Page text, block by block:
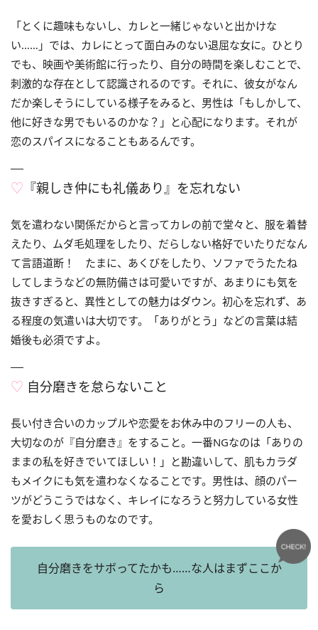
「とくに趣味もないし、カレと一緒じゃないと出かけな
い……」では、カレにとって面白みのない退屈な女に。ひとり
でも、映画や美術館に行ったり、自分の時間を楽しむことで、
刺激的な存在として認識されるのです。それに、彼女がなん
だか楽しそうにしている様子をみると、男性は「もしかして、
他に好きな男でもいるのかな？」と心配になります。それが
恋のスパイスになることもあるんです。
♡ 『親しき仲にも礼儀あり』を忘れない
気を遣わない関係だからと言ってカレの前で堂々と、服を着替
えたり、ムダ毛処理をしたり、だらしない格好でいたりだなん
て言語道断！ たまに、あくびをしたり、ソファでうたたね
してしまうなどの無防備さは可愛いですが、あまりにも気を
抜きすぎると、異性としての魅力はダウン。初心を忘れず、あ
る程度の気遣いは大切です。「ありがとう」などの言葉は結
婚後も必須ですよ。
♡ 自分磨きを怠らないこと
長い付き合いのカップルや恋愛をお休み中のフリーの人も、
大切なのが『自分磨き』をすること。一番NGなのは「ありの
ままの私を好きでいてほしい！」と勘違いして、肌もカラダ
もメイクにも気を遣わなくなることです。男性は、顔のパー
ツがどうこうではなく、キレイになろうと努力している女性
を愛おしく思うものなのです。
自分磨きをサボってたかも……な人はまずここか
ら